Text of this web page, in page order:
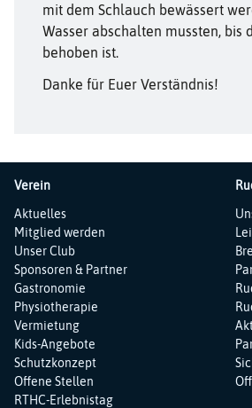
mit dem Schlauch bewässert
Wasser abschalten mussten, bis
behoben ist.
Danke für Euer Verständnis!
Verein
Navigation
überspringen
Aktuelles
Mitglied werden
Unser Club
Sponsoren & Partner
Gastronomie
Physiotherapie
Vermietung
Kids-Angebote
Schutzkonzept
Offene Stellen
RTHC-Erlebnistag